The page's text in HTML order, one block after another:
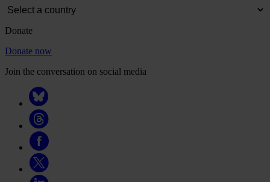
Donate
Donate now
Join the conversation on social media